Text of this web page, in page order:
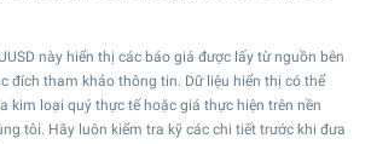
này hiển thị các báo giá được lấy từ nguồn bên
đích tham khảo thông tin. Dữ liệu hiển thị có thể
kim loại quý thực tế hoặc giá thực hiện trên nền
tôi. Hãy luôn kiểm tra kỹ các chi tiết trước khi đưa